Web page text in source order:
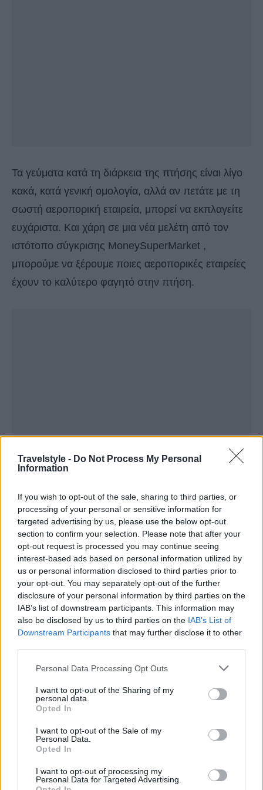
Travelstyle - Do Not Process My Personal
Information
If you wish to opt-out of the sale, sharing to third parties, or
processing of your personal or sensitive information for
targeted advertising by us, please use the below opt-out
section to confirm your selection. Please note that after your
opt-out request is processed you may continue seeing
interest-based ads based on personal information utilized by
us or personal information disclosed to third parties prior to
your opt-out. You may separately opt-out of the further
disclosure of your personal information by third parties on the
IAB’s list of downstream participants. This information may
also be disclosed by us to third parties on the IAB’s List of
Downstream Participants that may further disclose it to other
Please note that this website/app uses one or more Google
not limited to your visit or usage behaviour. You may click to
grant or deny consent to Google and its third-party tags to
use your data for below specified purposes in below Google
consent section.
Personal Data Processing Opt Outs
I want to opt-out of the Sharing of my
personal data.
Opted In
I want to opt-out of the Sale of my
Personal Data.
Opted In
I want to opt-out of processing my
Personal Data for Targeted Advertising.
Τα γεύματα κατά τη διάρκεια της πτήσης είναι λίγο
κακά, κατά γενική ομολογία, αλλά αν πετάτε με τη
σωστή αεροπορική εταιρεία, μπορεί να εκπλαγείτε
ευχάριστα. Και χάρη σε μια νέα μελέτη από τον
ιστότοπο σύγκρισης MoneySuperMarket ,
μπορούμε να ξέρουμε ποιες αεροπορικές εταιρείες
έχουν το καλύτερο φαγητό στην πτήση.
27.000 κριτικές πελατών για περισσότερες από 100
αεροπορικές εταιρείες για να δει ποιες έχουν τα
καλύτερα γεύματα στο αεροσκάφος και τα